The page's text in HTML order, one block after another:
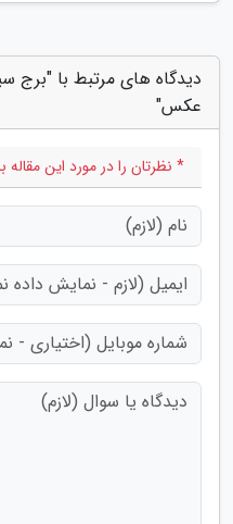
دیدگاه های مرتبط با "برج
عکس"
* نظرتان را در مورد این مقاله